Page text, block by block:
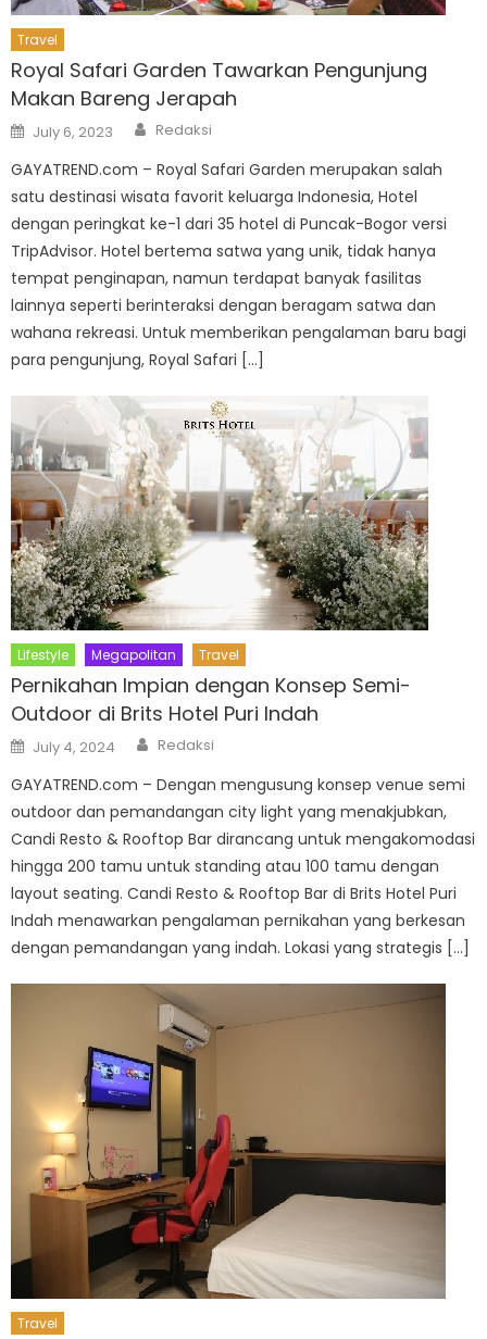
Travel
Royal Safari Garden Tawarkan Pengunjung
Makan Bareng Jerapah
Posted
on
July 6, 2023 Author
Redaksi
GAYATREND.com – Royal Safari Garden merupakan salah
satu destinasi wisata favorit keluarga Indonesia, Hotel
dengan peringkat ke-1 dari 35 hotel di Puncak-Bogor versi
TripAdvisor. Hotel bertema satwa yang unik, tidak hanya
tempat penginapan, namun terdapat banyak fasilitas
lainnya seperti berinteraksi dengan beragam satwa dan
wahana rekreasi. Untuk memberikan pengalaman baru bagi
para pengunjung, Royal Safari […]
Lifestyle Megapolitan Travel
Pernikahan Impian dengan Konsep Semi-
Outdoor di Brits Hotel Puri Indah
Posted
on
July 4, 2024 Author
Redaksi
GAYATREND.com – Dengan mengusung konsep venue semi
outdoor dan pemandangan city light yang menakjubkan,
Candi Resto & Rooftop Bar dirancang untuk mengakomodasi
hingga 200 tamu untuk standing atau 100 tamu dengan
layout seating. Candi Resto & Rooftop Bar di Brits Hotel Puri
Indah menawarkan pengalaman pernikahan yang berkesan
dengan pemandangan yang indah. Lokasi yang strategis […]
Travel